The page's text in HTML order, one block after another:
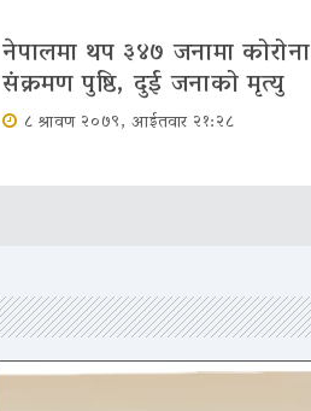
नेपालमा थप ३४७ जनामा कोरोना
संक्रमण पुष्ठि, दुई जनाको मृत्यु
८ श्रावण २०७९, आईतवार २१:२८